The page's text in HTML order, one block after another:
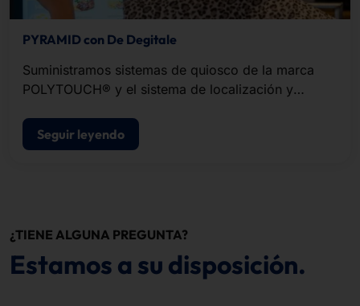
PYRAMID con De Degitale
Suministramos sistemas de quiosco de la marca
POLYTOUCH® y el sistema de localización y
Seguir leyendo
¿TIENE ALGUNA PREGUNTA?
Estamos a su disposición.